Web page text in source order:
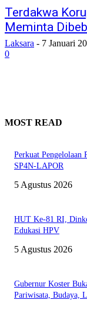
Terdakwa
Meminta
Laksara - 7 Januari
0
MOST READ
Perkuat Pengelolaan
SP4N-LAPOR
5 Agustus 2026
HUT Ke-81 RI,
Edukasi HPV
5 Agustus 2026
Gubernur Koster
Pariwisata, Budaya,